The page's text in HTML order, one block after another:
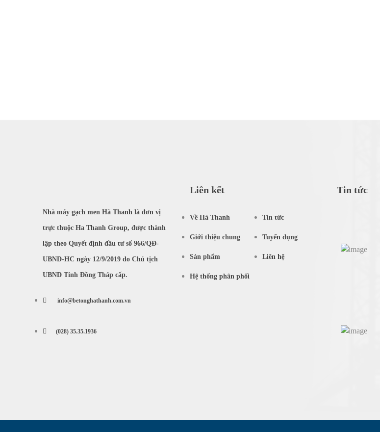
Nhà máy gạch men Hà Thanh là đơn vị
trực thuộc Ha Thanh Group, được thành
lập theo Quyết định đầu tư số 966/QĐ-
UBND-HC ngày 12/9/2019 do Chủ tịch
UBND Tỉnh Đồng Tháp cấp.
info@betonghathanh.com.vn
(028) 35.35.1936
Liên kết
Về Hà Thanh
Giới thiệu chung
Sản phẩm
Hệ thống phân phối
Tin tức
Tuyển dụng
Liên hệ
Tin tức